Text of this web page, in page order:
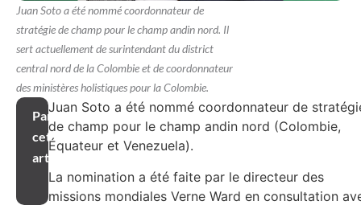
Juan Soto a été nommé coordonnateur de
stratégie de champ pour le champ andin nord. Il
sert actuellement de surintendant du district
central nord de la Colombie et de coordonnateur
des ministères holistiques pour la Colombie.
Partager
cet
article
Juan Soto a été nommé coordonnateur de
de champ pour le champ andin nord (Colombie,
Équateur et Venezuela).
La nomination a été faite par le directeur des
missions mondiales Verne Ward en consultation